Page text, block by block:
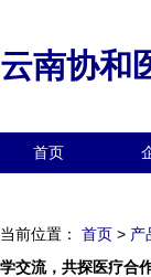
云南协和
首页
当前位置： 首页 > 产
学交流，共探医疗合